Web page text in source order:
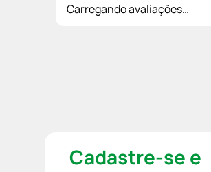
Carregando avaliações…
Cadastre-se e